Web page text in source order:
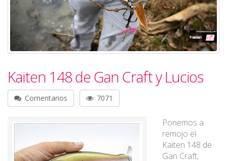
Kaiten 148 de Gan Craft y Lucios
Comentarios 7071
Ponemos a
remojo el
Kaiten 148 de
Gan Craft,